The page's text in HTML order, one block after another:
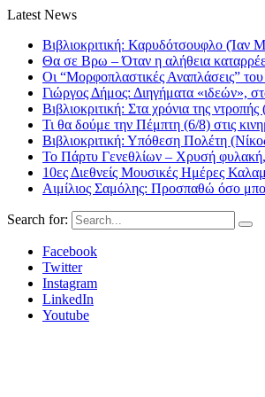
Latest News
Βιβλιοκριτική: Καρυδότσουφλο (Ίαν
Θα σε Βρω – Όταν η αλήθεια
Οι “Μορφοπλαστικές Αναπλάσεις”
Γιώργος Δήμος: Διηγήματα «ιδεών»,
Βιβλιοκριτική: Στα χρόνια της
Τι θα δούμε την Πέμπτη (6/8) στις
Βιβλιοκριτική: Υπόθεση Πολέτη
Το Πάρτυ Γενεθλίων – Χρυσή φυλακή,
10ες Διεθνείς Μουσικές Ημέρες
Αιμίλιος Σαμόλης: Προσπαθώ όσο
Search for:
Facebook
Twitter
Instagram
LinkedIn
Youtube